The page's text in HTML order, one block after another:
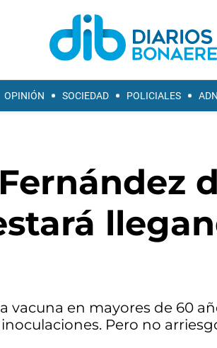
OPINIÓN SOCIEDAD POLICIALES
vacuna en mayores de 60
Pero no